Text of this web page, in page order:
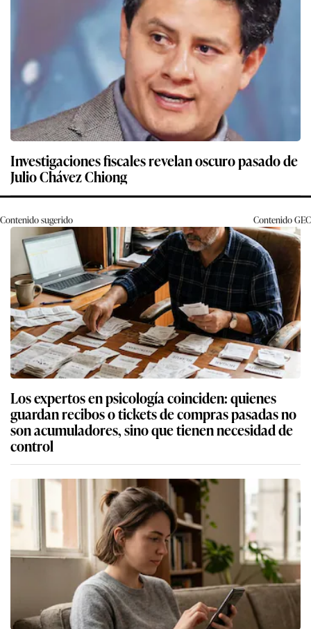
Investigaciones fiscales revelan oscuro pasado de
Julio Chávez Chiong
Contenido sugerido ContenidoGEC
Los expertos en psicología coinciden: quienes
guardan recibos o tickets de compras pasadas no
son acumuladores, sino que tienen necesidad de
control